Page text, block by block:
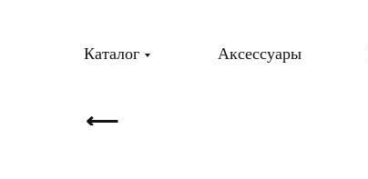
Каталог Аксессуары
⟵